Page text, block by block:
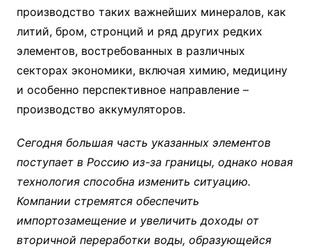
производство таких важнейших минералов, как
литий, бром, стронций и ряд других редких
элементов, востребованных в различных
секторах экономики, включая химию, медицину
и особенно перспективное направление –
производство аккумуляторов.
Сегодня большая часть указанных элементов
поступает в Россию из-за границы, однако новая
технология способна изменить ситуацию.
Компании стремятся обеспечить
импортозамещение и увеличить доходы от
вторичной переработки воды, образующейся